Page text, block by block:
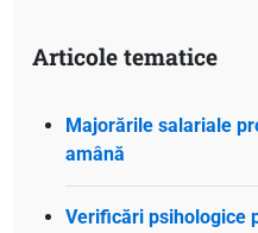
Articole tematice
Majorările salariale
amână
Verificări psihologice